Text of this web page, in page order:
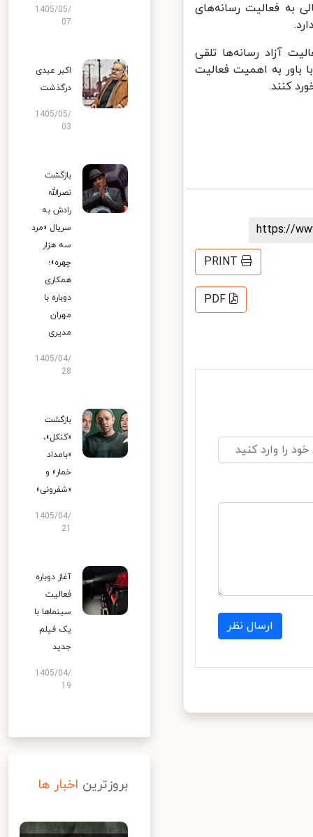
فعالیت رسانه‌های
آزاد رسانه‌ها تلقی
به اهمیت فعالیت
کنند.
https://
PRINT
PDF
ارسال نظر
1405/05/
07
اکبر عبدی
درگذشت
1405/05/
03
بازگشت
نصرالله
رادش به
سریال «مرد
سه هزار
چهره»؛
همکاری
دوباره با
مهران
مدیری
1405/04/
28
بازگشت
«کنکل»،
«بامداد
خمار» و
«شفرونی»
1405/04/
آغاز دوباره
فعالیت
سینماها با
یک فیلم
جدید
1405/04/
19
بروزترین اخبار ها